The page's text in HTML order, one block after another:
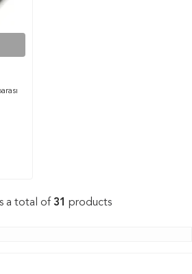
a total of 31 products